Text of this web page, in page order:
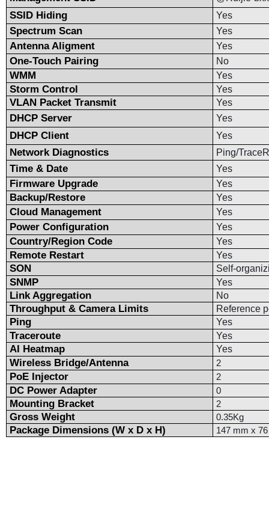
SSID Hiding Yes
Spectrum Scan Yes
Antenna Aligment Yes
One-Touch Pairing No
WMM Yes
Storm Control Yes
VLAN Packet Transmit Yes
DHCP Server Yes
DHCP Client Yes
Network Diagnostics Ping/
Time & Date Yes
Firmware Upgrade Yes
Backup/Restore Yes
Cloud Management Yes
Power Configuration Yes
Country/Region Code Yes
Remote Restart Yes
SON Self-
SNMP Yes
Link Aggregation No
Throughput & Camera Limits Reference
Ping Yes
Traceroute Yes
AI Heatmap Yes
Wireless Bridge/Antenna 2
PoE Injector 2
DC Power Adapter 0
Mounting Bracket 2
Gross Weight 0.35Kg
Package Dimensions (W x D x H) 147 mm x